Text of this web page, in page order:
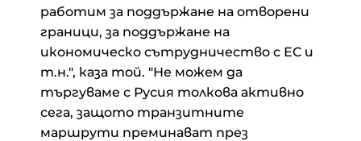
работим за поддържане на отворени
граници, за поддържане на
икономическо сътрудничество с ЕС и
т.н.", каза той. "Не можем да
търгуваме с Русия толкова активно
сега, защото транзитните
маршрути преминават през